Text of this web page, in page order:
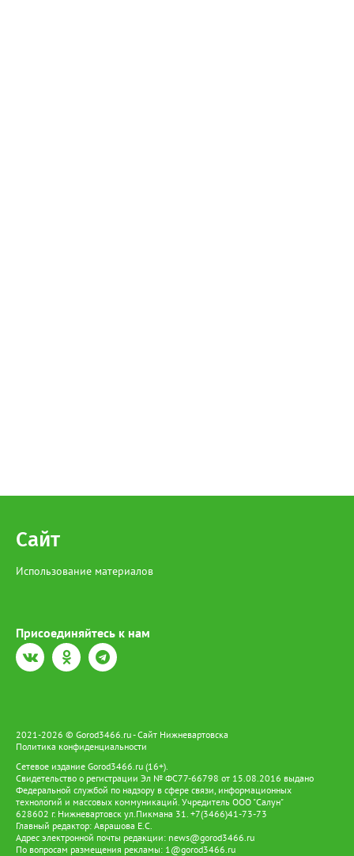
Сайт
Использование материалов
Присоединяйтесь к нам
2021-2026 © Gorod3466.ru - Сайт Нижневартовска
Политика конфиденциальности
Сетевое издание Gorod3466.ru (16+).
Свидетельство о регистрации Эл № ФС77-66798 от 15.08.2016 выдано
Федеральной службой по надзору в сфере связи, информационных
технологий и массовых коммуникаций. Учредитель ООО "Салун"
628602 г. Нижневартовск ул.Пикмана 31. +7(3466)41-73-73
Главный редактор: Аврашова Е.С.
Адрес электронной почты редакции: news@gorod3466.ru
По вопросам размещения рекламы: 1@gorod3466.ru